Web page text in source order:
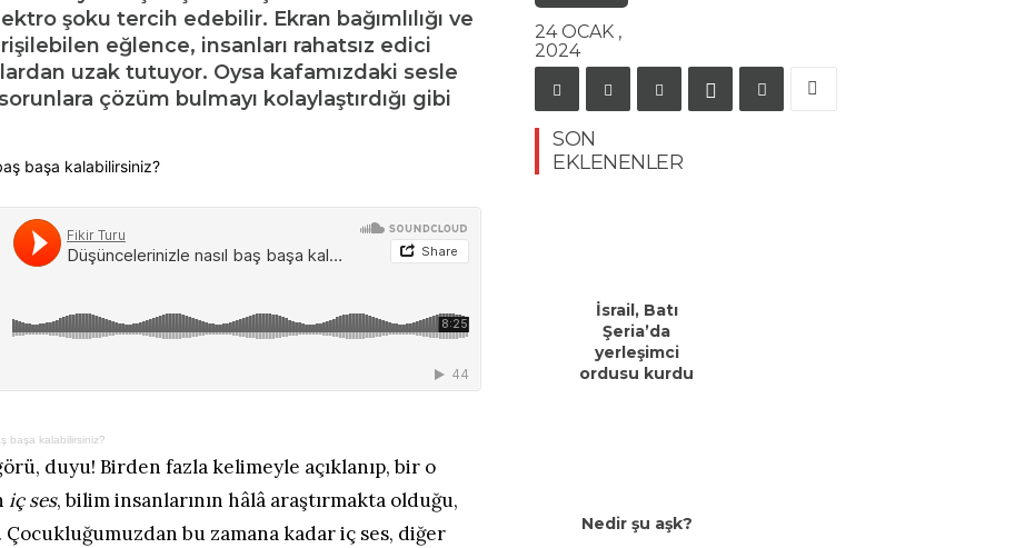
şoku tercih edebilir. Ekran bağımlılığı ve
eğlence, insanları rahatsız edici
uzak tutuyor. Oysa kafamızdaki sesle
çözüm bulmayı kolaylaştırdığı gibi
başa kalabilirsiniz?
duyu! Birden fazla kelimeyle açıklanıp, bir o
iç ses, bilim insanlarının hâlâ araştırmakta olduğu,
bu zamana kadar iç ses, diğer
24 OCAK ,
2024
SON
EKLENENLER
İsrail, Batı
Şeria’da
yerleşimci
ordusu kurdu
Nedir şu aşk?